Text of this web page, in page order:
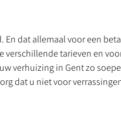
dat allemaal voor een
verschillende tarieven en
verhuizing in Gent zo
dat u niet voor